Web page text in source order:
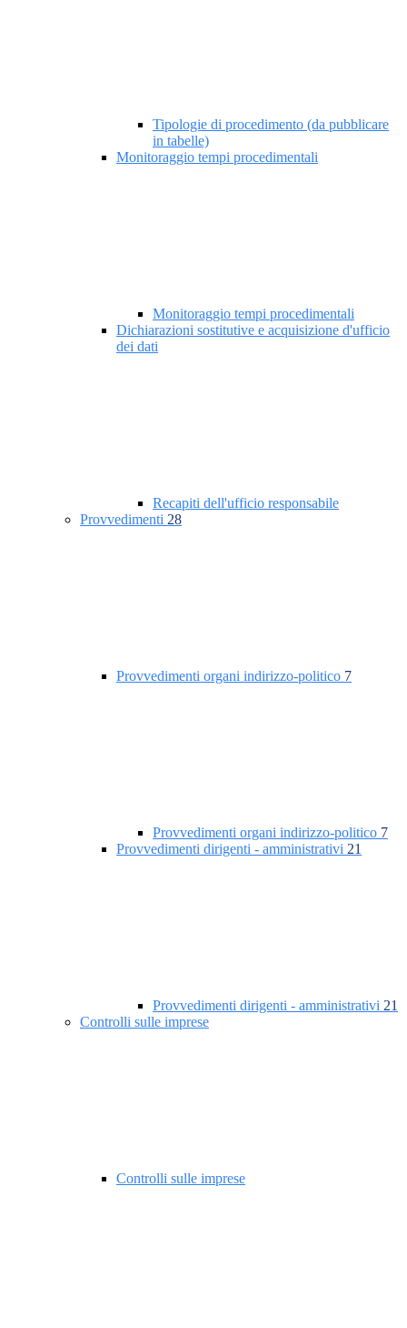
Tipologie di procedimento (da pubblicare
in tabelle)
Monitoraggio tempi procedimentali
Monitoraggio tempi procedimentali
Dichiarazioni sostitutive e acquisizione d'ufficio
dei dati
Recapiti dell'ufficio responsabile
Provvedimenti 28
Provvedimenti organi indirizzo-politico 7
Provvedimenti organi indirizzo-politico 7
Provvedimenti dirigenti - amministrativi 21
Provvedimenti dirigenti - amministrativi 21
Controlli sulle imprese
Controlli sulle imprese